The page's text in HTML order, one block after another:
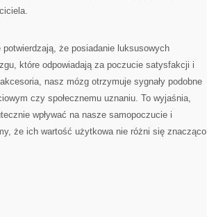
że posiadanie luksusowych
które odpowiadają za poczucie satysfakcji i
nasz mózg otrzymuje sygnały podobne
czy społecznemu uznaniu. To wyjaśnia,
wpływać na nasze samopoczucie i
że ich wartość użytkowa nie różni się znacząco